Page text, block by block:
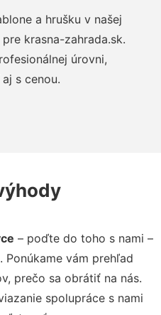
a hrušku v našej
krasna-zahrada.sk.
úrovni,
s cenou.
– poďte do toho s nami –
Ponúkame vám prehľad
prečo sa obrátiť na nás.
spolupráce s nami